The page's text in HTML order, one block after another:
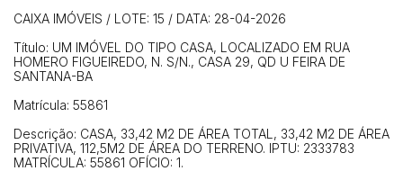
CAIXA IMÓVEIS / LOTE: 15 / DATA: 28-04-2026
Título: UM IMÓVEL DO TIPO CASA, LOCALIZADO EM RUA
HOMERO FIGUEIREDO, N. S/N., CASA 29, QD U FEIRA DE
SANTANA-BA
Matrícula: 55861
Descrição: CASA, 33,42 M2 DE ÁREA TOTAL, 33,42 M2 DE ÁREA
PRIVATIVA, 112,5M2 DE ÁREA DO TERRENO. IPTU: 2333783
MATRÍCULA: 55861 OFÍCIO: 1.